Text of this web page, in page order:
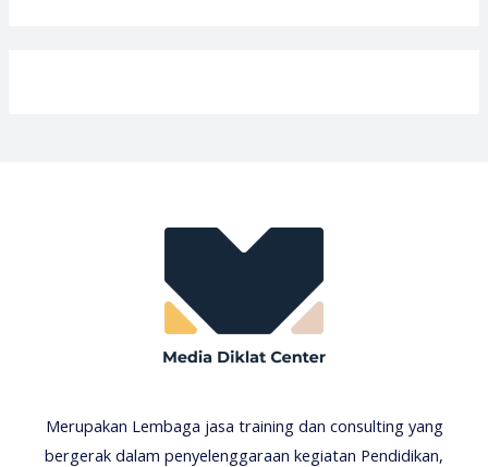
Merupakan Lembaga jasa training dan consulting yang
bergerak dalam penyelenggaraan kegiatan Pendidikan,